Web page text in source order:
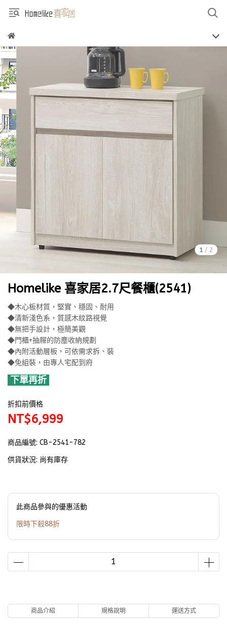
1 / 2
Homelike 喜家居2.7尺餐櫃(2541)
◆木心板材質，堅實、穩固、耐用
◆清新淺色系，質感木紋路視覺
◆無把手設計，極簡美觀
◆門櫃+抽屜的防塵收納規劃
◆內附活動層板，可依需求拆、裝
◆免組裝，由專人宅配到府
下單再折
折扣前價格
NT$6,999
商品編號: CB-2541-782
供貨狀況: 尚有庫存
此商品參與的優惠活動
限時下殺88折
商品介紹 規格說明 運送方式